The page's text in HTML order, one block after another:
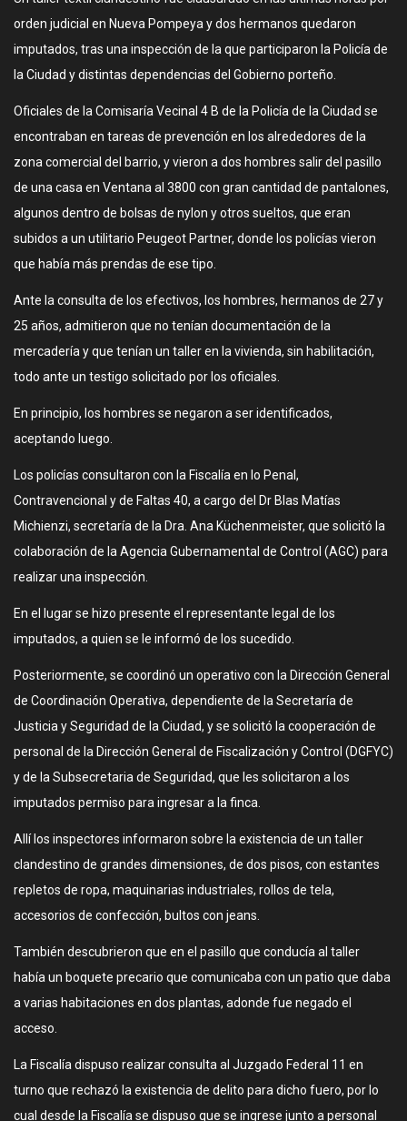
orden judicial en Nueva Pompeya y dos hermanos quedaron
imputados, tras una inspección de la que participaron la Policía de
la Ciudad y distintas dependencias del Gobierno porteño.
Oficiales de la Comisaría Vecinal 4 B de la Policía de la Ciudad se
encontraban en tareas de prevención en los alrededores de la
zona comercial del barrio, y vieron a dos hombres salir del pasillo
de una casa en Ventana al 3800 con gran cantidad de pantalones,
algunos dentro de bolsas de nylon y otros sueltos, que eran
subidos a un utilitario Peugeot Partner, donde los policías vieron
que había más prendas de ese tipo.
Ante la consulta de los efectivos, los hombres, hermanos de 27 y
25 años, admitieron que no tenían documentación de la
mercadería y que tenían un taller en la vivienda, sin habilitación,
todo ante un testigo solicitado por los oficiales.
En principio, los hombres se negaron a ser identificados,
aceptando luego.
Los policías consultaron con la Fiscalía en lo Penal,
Contravencional y de Faltas 40, a cargo del Dr Blas Matías
Michienzi, secretaría de la Dra. Ana Küchenmeister, que solicitó la
colaboración de la Agencia Gubernamental de Control (AGC) para
realizar una inspección.
En el lugar se hizo presente el representante legal de los
imputados, a quien se le informó de los sucedido.
Posteriormente, se coordinó un operativo con la Dirección General
de Coordinación Operativa, dependiente de la Secretaría de
Justicia y Seguridad de la Ciudad, y se solicitó la cooperación de
personal de la Dirección General de Fiscalización y Control (DGFYC)
y de la Subsecretaria de Seguridad, que les solicitaron a los
imputados permiso para ingresar a la finca.
Allí los inspectores informaron sobre la existencia de un taller
clandestino de grandes dimensiones, de dos pisos, con estantes
repletos de ropa, maquinarias industriales, rollos de tela,
accesorios de confección, bultos con jeans.
También descubrieron que en el pasillo que conducía al taller
había un boquete precario que comunicaba con un patio que daba
a varias habitaciones en dos plantas, adonde fue negado el
acceso.
La Fiscalía dispuso realizar consulta al Juzgado Federal 11 en
turno que rechazó la existencia de delito para dicho fuero, por lo
cual desde la Fiscalía se dispuso que se ingrese junto a personal